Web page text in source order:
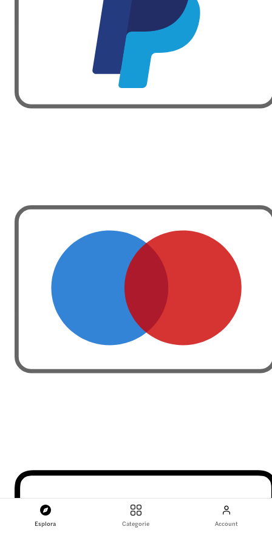
Esplora Categorie Account